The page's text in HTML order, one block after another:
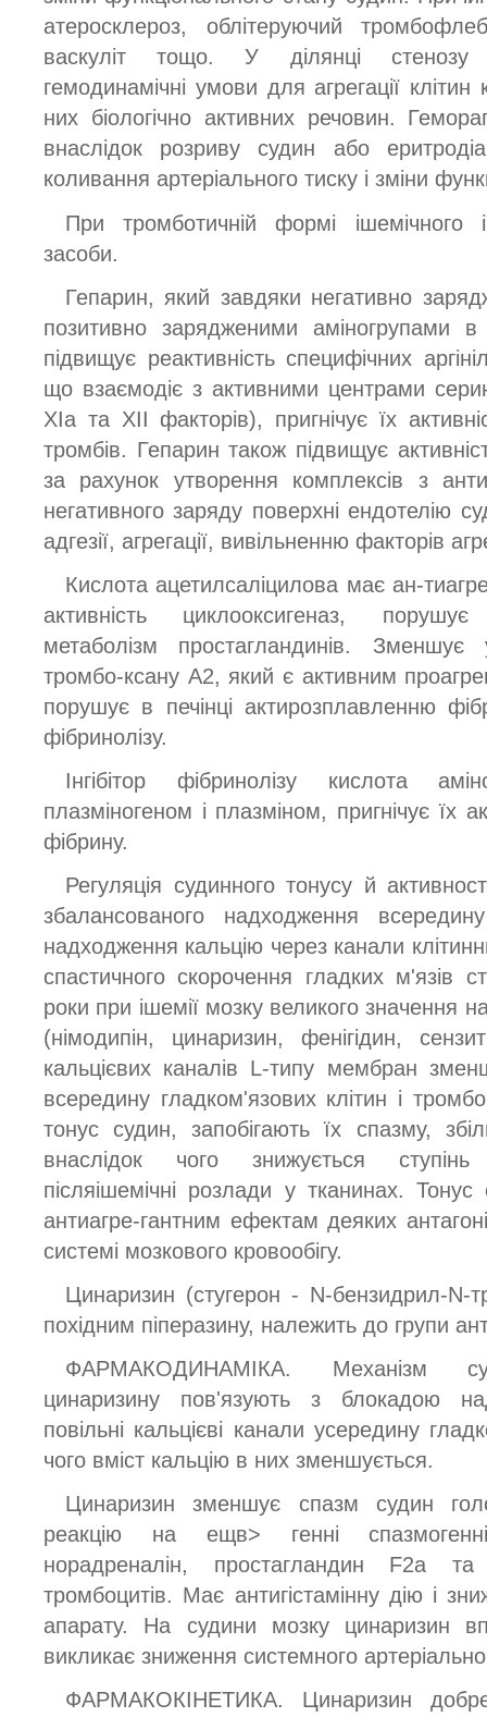
атеросклероз, облітеруючий
васкуліт тощо. У ділянці стенозу
гемодинамічні умови для агрегації
них біологічно активних речовин.
внаслідок розриву судин або
коливання артеріального тиску і зміни
При тромботичній формі ішемічного
засоби.
Гепарин, який завдяки негативно
позитивно зарядженими аміногрупами
підвищує реактивність специфічних
що взаємодіє з активними центрами
ХІа та XII факторів), пригнічує їх
тромбів. Гепарин також підвищує
за рахунок утворення комплексів з
негативного заряду поверхні ендотелію
адгезії, агрегації, вивільненню факторів
Кислота ацетилсаліцилова має ан-
активність циклооксигеназ,
метаболізм простагландинів.
тромбо-ксану А2, який є активним
порушує в печінці актирозплавленню
фібринолізу.
Інгібітор фібринолізу кислота
плазміногеном і плазміном, пригнічує їх
фібрину.
Регуляція судинного тонусу й
збалансованого надходження
надходження кальцію через канали
спастичного скорочення гладких м'язів
роки при ішемії мозку великого значення
(німодипін, цинаризин, фенігідин,
кальцієвих каналів L-типу мембран
всередину гладком'язових клітин і
тонус судин, запобігають їх спазму,
внаслідок чого знижується ступінь
післяішемічні розлади у тканинах. Тонус
антиагре-гантним ефектам деяких
системі мозкового кровообігу.
Цинаризин (стугерон - N-бензидрил-N-
похідним піперазину, належить до групи
ФАРМАКОДИНАМІКА. Механізм
цинаризину пов'язують з блокадою
повільні кальцієві канали усередину
чого вміст кальцію в них зменшується.
Цинаризин зменшує спазм судин
реакцію на ещв> генні
норадреналін, простагландин F2a
тромбоцитів. Має антигістамінну дію і
апарату. На судини мозку цинаризин
викликає зниження системного
ФАРМАКОКІНЕТИКА. Цинаризин